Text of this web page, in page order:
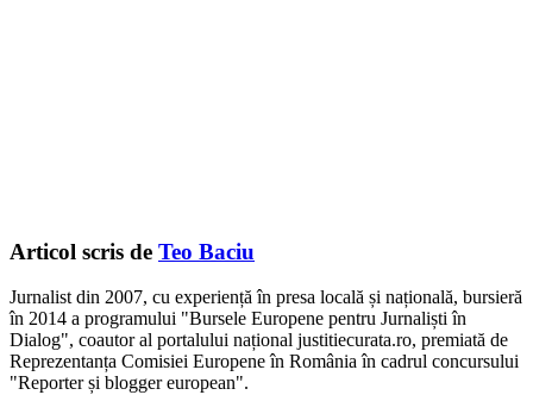
Articol scris de Teo Baciu
Jurnalist din 2007, cu experiență în presa locală și națională, bursieră
în 2014 a programului "Bursele Europene pentru Jurnaliști în
Dialog", coautor al portalului național justitiecurata.ro, premiată de
Reprezentanța Comisiei Europene în România în cadrul concursului
"Reporter și blogger european".